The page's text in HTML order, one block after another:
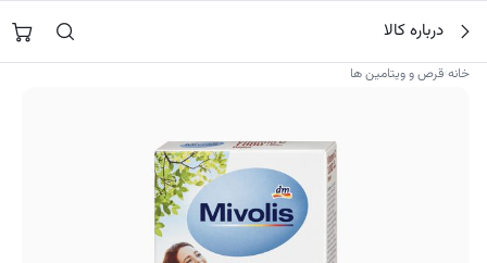
محتوا
جستجو در
درباره کالا
خانه›قرص و ویتامین ها